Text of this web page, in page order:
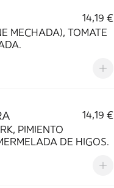
14,19 €
MECHADA), TOMATE
14,19 €
PIMIENTO
DE HIGOS.